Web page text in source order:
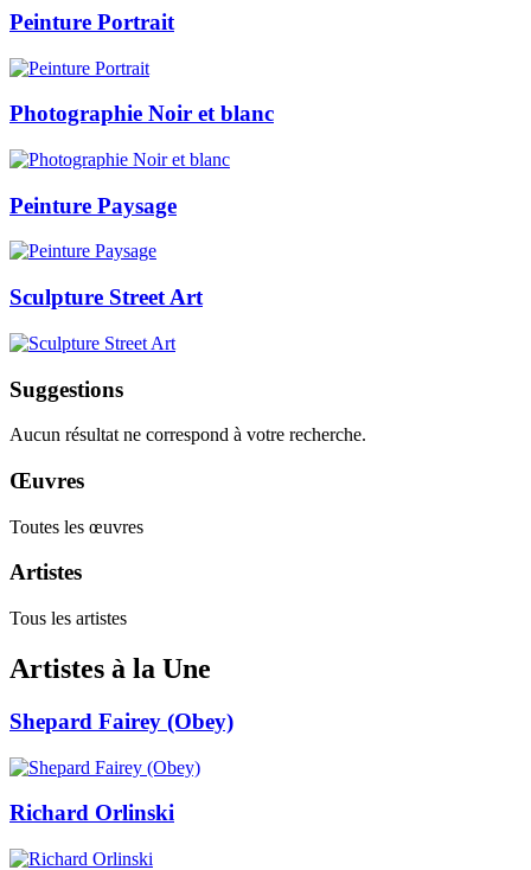
Peinture Portrait
Photographie Noir et blanc
Peinture Paysage
Sculpture Street Art
Suggestions
Aucun résultat ne correspond à votre recherche.
Œuvres
Toutes les œuvres
Artistes
Tous les artistes
Artistes à la Une
Shepard Fairey (Obey)
Richard Orlinski